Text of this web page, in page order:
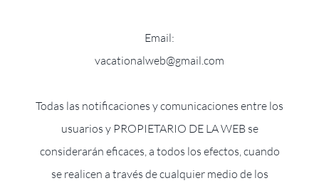
Email:
vacationalweb@gmail.com
Todas las notificaciones y comunicaciones entre los
usuarios y PROPIETARIO DE LA WEB se
considerarán eficaces, a todos los efectos, cuando
se realicen a través de cualquier medio de los